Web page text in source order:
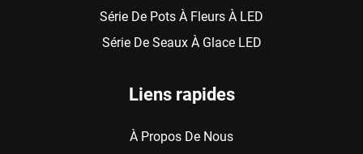
Série De Pots À Fleurs À LED
Série De Seaux À Glace LED
Liens rapides
À Propos De Nous